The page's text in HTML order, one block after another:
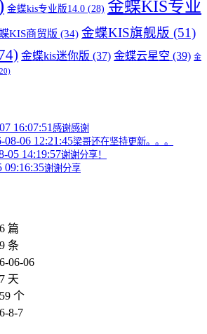
金蝶kis专业版14.0 (28) 金蝶KIS专业
KIS商贸版 (34) 金蝶KIS旗舰版 (51)
金蝶kis迷你版 (37) 金蝶云星空 (39) 金
16:07:51感谢感谢
08-06 12:21:45梁哥还在坚持更新。。。
05 14:19:57谢谢分享！
09:16:35谢谢分享
篇
条
06-06
天
个
8-7